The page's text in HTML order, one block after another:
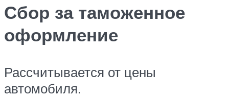
Сбор за таможенное
оформление
Рассчитывается от цены
автомобиля.